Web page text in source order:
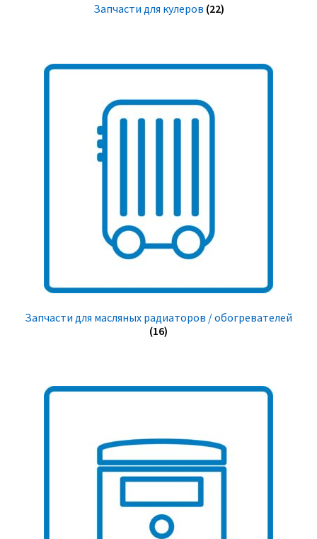
Запчасти для кулеров (22)
Запчасти для масляных радиаторов / обогревателей
(16)